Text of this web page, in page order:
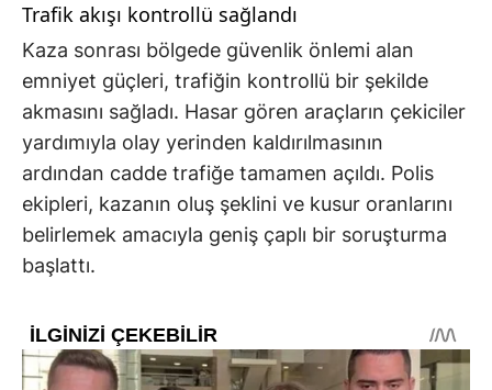
Trafik akışı kontrollü sağlandı
Kaza sonrası bölgede güvenlik önlemi alan
emniyet güçleri, trafiğin kontrollü bir şekilde
akmasını sağladı. Hasar gören araçların çekiciler
yardımıyla olay yerinden kaldırılmasının
ardından cadde trafiğe tamamen açıldı. Polis
ekipleri, kazanın oluş şeklini ve kusur oranlarını
belirlemek amacıyla geniş çaplı bir soruşturma
başlattı.